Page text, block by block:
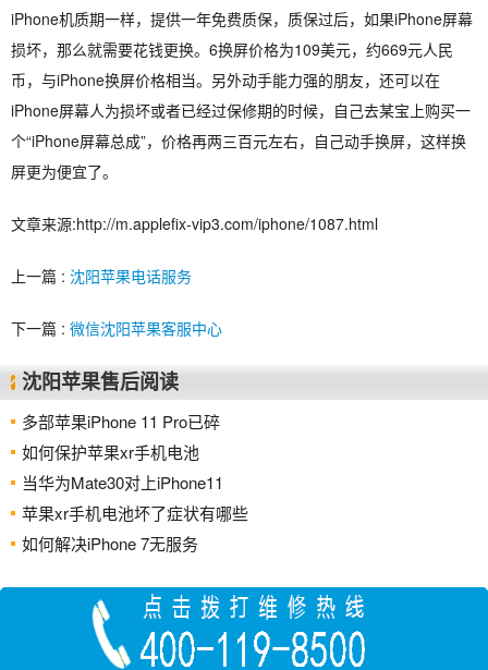
iPhone机质期一样，提供一年免费质保，质保过后，如果iPhone屏幕
损坏，那么就需要花钱更换。6换屏价格为109美元，约669元人民
币，与iPhone换屏价格相当。另外动手能力强的朋友，还可以在
iPhone屏幕人为损坏或者已经过保修期的时候，自己去某宝上购买一
个“iPhone屏幕总成”，价格再两三百元左右，自己动手换屏，这样换
屏更为便宜了。
文章来源:http://m.applefix-vip3.com/iphone/1087.html
上一篇 : 沈阳苹果电话服务
下一篇 : 微信沈阳苹果客服中心
沈阳苹果售后阅读
多部苹果iPhone 11 Pro已碎
如何保护苹果xr手机电池
当华为Mate30对上iPhone11
苹果xr手机电池坏了症状有哪些
如何解决iPhone 7无服务